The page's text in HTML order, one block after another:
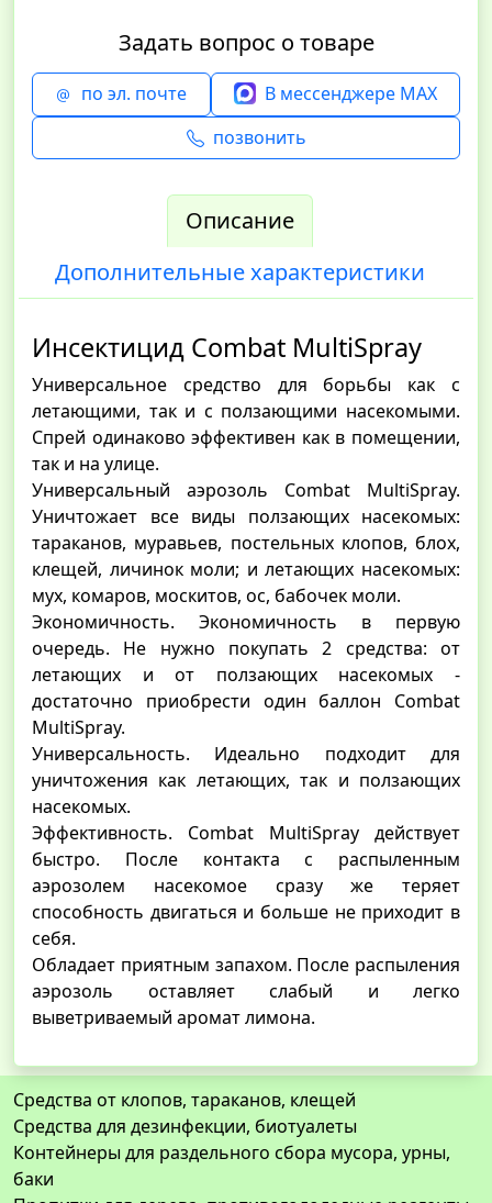
Задать вопрос о товаре
по эл. почте
В мессенджере MAX
позвонить
Описание
Дополнительные характеристики
Инсектицид Combat MultiSpray
Универсальное средство для борьбы как с
летающими, так и с ползающими насекомыми.
Спрей одинаково эффективен как в помещении,
так и на улице.
Универсальный аэрозоль Combat MultiSpray.
Уничтожает все виды ползающих насекомых:
тараканов, муравьев, постельных клопов, блох,
клещей, личинок моли; и летающих насекомых:
мух, комаров, москитов, ос, бабочек моли.
Экономичность. Экономичность в первую
очередь. Не нужно покупать 2 средства: от
летающих и от ползающих насекомых -
достаточно приобрести один баллон Combat
MultiSpray.
Универсальность. Идеально подходит для
уничтожения как летающих, так и ползающих
насекомых.
Эффективность. Combat MultiSpray действует
быстро. После контакта с распыленным
аэрозолем насекомое сразу же теряет
способность двигаться и больше не приходит в
себя.
Обладает приятным запахом. После распыления
аэрозоль оставляет слабый и легко
выветриваемый аромат лимона.
Средства от клопов, тараканов, клещей
Средства для дезинфекции, биотуалеты
Контейнеры для раздельного сбора мусора, урны,
баки